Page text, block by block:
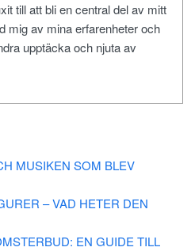
till att bli en central del av mitt
mig av mina erfarenheter och
upptäcka och njuta av
MUSIKEN SOM BLEV
– VAD HETER DEN
EN GUIDE TILL